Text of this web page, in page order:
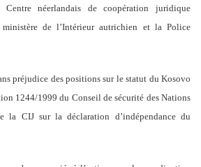
néerlandais de coopération juridique
de l’Intérieur autrichien et la Police
préjudice des positions sur le statut du Kosovo
1244/1999 du Conseil de sécurité des Nations
la CIJ sur la déclaration d’indépendance du